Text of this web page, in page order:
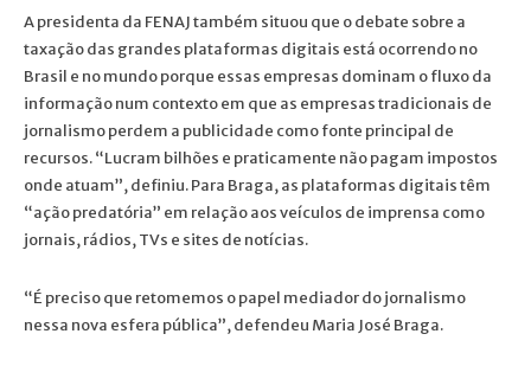
A presidenta da FENAJ também situou que o debate sobre a
taxação das grandes plataformas digitais está ocorrendo no
Brasil e no mundo porque essas empresas dominam o fluxo da
informação num contexto em que as empresas tradicionais de
jornalismo perdem a publicidade como fonte principal de
recursos. “Lucram bilhões e praticamente não pagam impostos
onde atuam”, definiu. Para Braga, as plataformas digitais têm
“ação predatória” em relação aos veículos de imprensa como
jornais, rádios, TVs e sites de notícias.
“É preciso que retomemos o papel mediador do jornalismo
nessa nova esfera pública”, defendeu Maria José Braga.